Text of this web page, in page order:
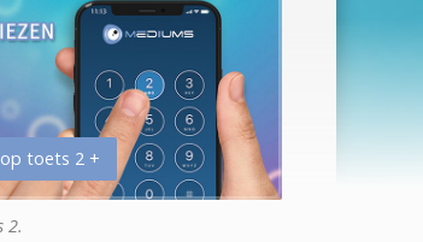
toets 2 +
2.